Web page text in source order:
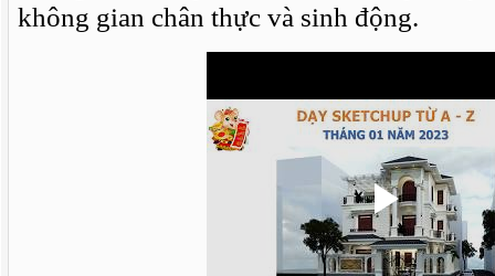
không gian chân thực và sinh động.